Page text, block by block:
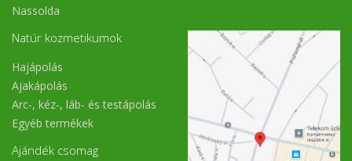
Nassolda
Natúr kozmetikumok
Hajápolás
Ajakápolás
Arc-, kéz-, láb- és testápolás
Egyéb termékek
Ajándék csomag